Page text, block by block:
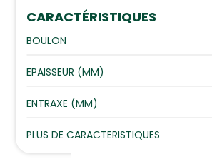
CARACTÉRISTIQUES
BOULON
EPAISSEUR (MM)
ENTRAXE (MM)
PLUS DE CARACTERISTIQUES